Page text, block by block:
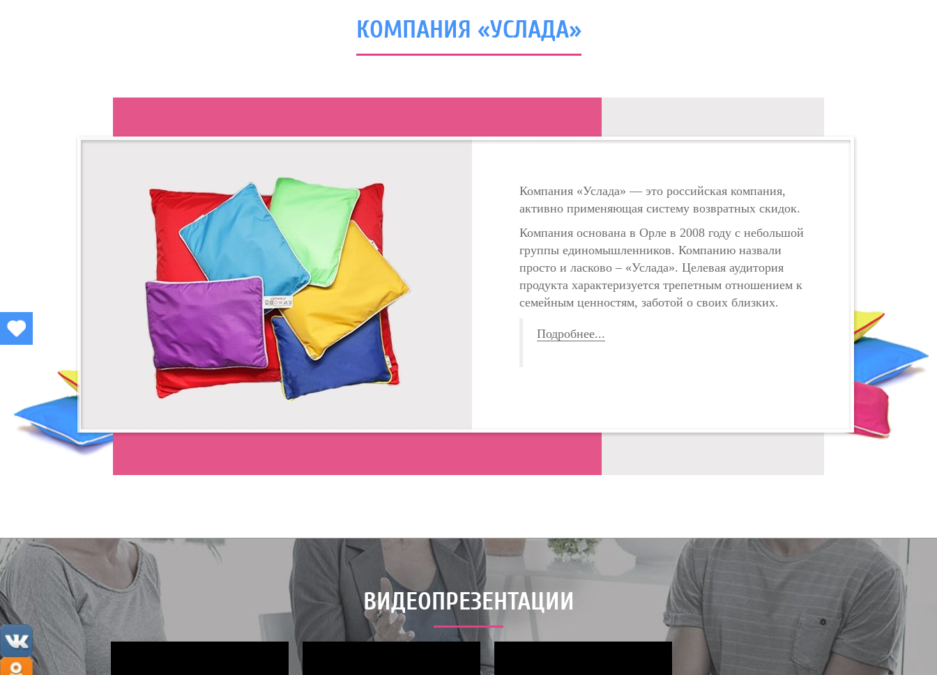
КОМПАНИЯ «УСЛАДА»
Компания «Услада» — это российская компания,
активно применяющая систему возвратных скидок.
Компания основана в Орле в 2008 году с небольшой
группы единомышленников. Компанию назвали
просто и ласково – «Услада». Целевая аудитория
продукта характеризуется трепетным отношением к
семейным ценностям, заботой о своих близких.
Подробнее...
ВИДЕОПРЕЗЕНТАЦИИ